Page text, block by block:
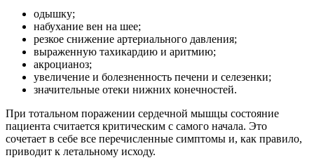
одышку;
набухание вен на шее;
резкое снижение артериального давления;
выраженную тахикардию и аритмию;
акроцианоз;
увеличение и болезненность печени и селезенки;
значительные отеки нижних конечностей.
При тотальном поражении сердечной мышцы состояние
пациента считается критическим с самого начала. Это
сочетает в себе все перечисленные симптомы и, как правило,
приводит к летальному исходу.